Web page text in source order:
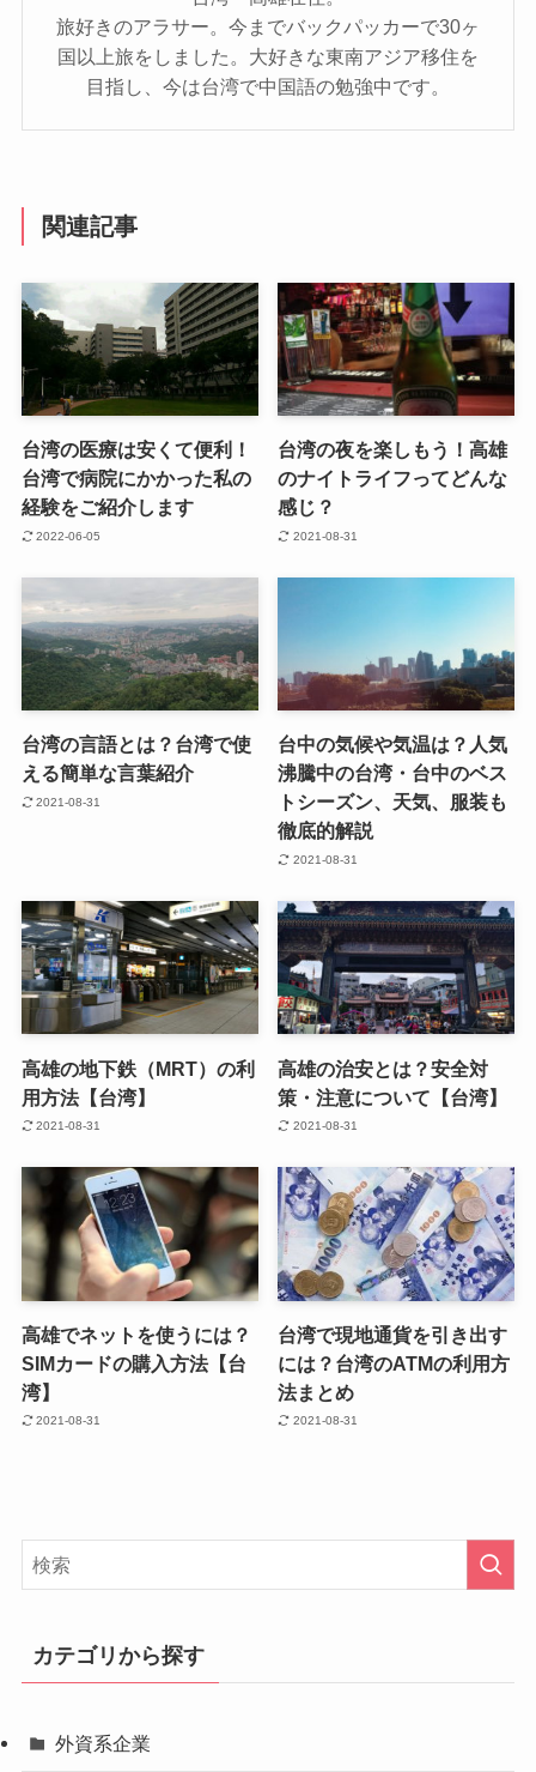
旅好きのアラサー。今までバックパッカーで30ヶ
国以上旅をしました。大好きな東南アジア移住を
目指し、今は台湾で中国語の勉強中です。
関連記事
台湾の医療は安くて便利！
台湾で病院にかかった私の
経験をご紹介します
2022-06-05
台湾の夜を楽しもう！高雄
のナイトライフってどんな
感じ？
2021-08-31
台湾の言語とは？台湾で使
える簡単な言葉紹介
2021-08-31
台中の気候や気温は？人気
沸騰中の台湾・台中のベス
トシーズン、天気、服装も
徹底的解説
2021-08-31
高雄の地下鉄（MRT）の利
用方法【台湾】
2021-08-31
高雄の治安とは？安全対
策・注意について【台湾】
2021-08-31
高雄でネットを使うには？
SIMカードの購入方法【台
湾】
2021-08-31
台湾で現地通貨を引き出す
には？台湾のATMの利用方
法まとめ
2021-08-31
カテゴリから探す
外資系企業